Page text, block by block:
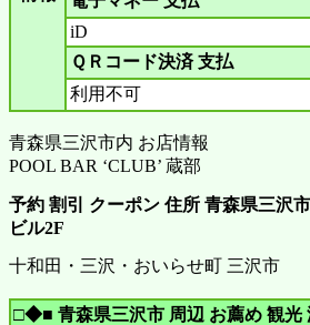
iD
ＱＲコード決済 支払
利用不可
青森県三沢市内 お店情報
POOL BAR ‘CLUB’ 蔵部
予約 割引 クーポン 住所 青森県三沢
ビル2F
十和田・三沢・おいらせ町 三沢市
□◆■ 青森県三沢市 周辺 お薦め 観